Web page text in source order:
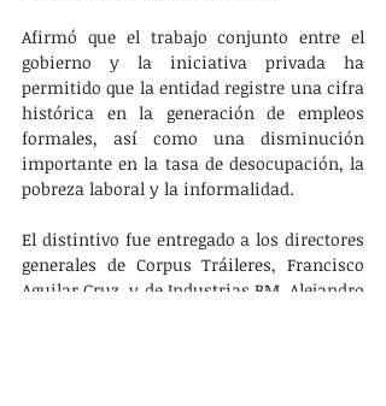
Afirmó que el trabajo conjunto entre el
gobierno y la iniciativa privada ha
permitido que la entidad registre una cifra
histórica en la generación de empleos
formales, así como una disminución
importante en la tasa de desocupación, la
pobreza laboral y la informalidad.
El distintivo fue entregado a los directores
generales de Corpus Tráileres, Francisco
Aguilar Cruz, y de Industrias BM, Alejandro